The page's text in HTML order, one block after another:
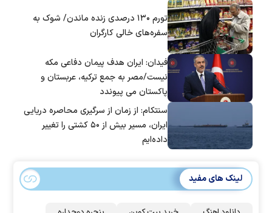
تورم ۱۳۰ درصدی زنده ماندن/ شوک به
سفره‌های خالی کارگران
فیدان: ایران هدف پیمان دفاعی مکه
نیست/مصر به جمع ترکیه، عربستان و
پاکستان می پیوندد
سنتکام: از زمان از سرگیری محاصره دریایی
ایران، مسیر بیش از ۵۰ کشتی را تغییر
داده‌ایم
لینک های مفید